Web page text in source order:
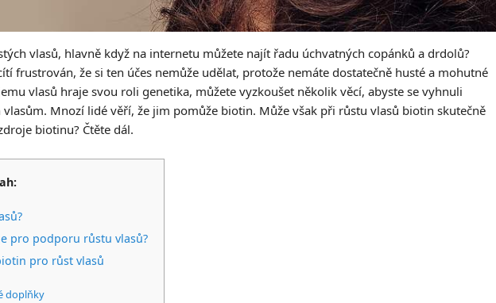
vlasů, hlavně když na internetu můžete najít řadu úchvatných copánků a drdolů?
frustrován, že si ten účes nemůže udělat, protože nemáte dostatečně husté a mohutné
vlasů hraje svou roli genetika, můžete vyzkoušet několik věcí, abyste se vyhnuli
Mnozí lidé věří, že jim pomůže biotin. Může však při růstu vlasů biotin skutečně
biotinu? Čtěte dál.
pro podporu růstu vlasů?
pro růst vlasů
doplňky